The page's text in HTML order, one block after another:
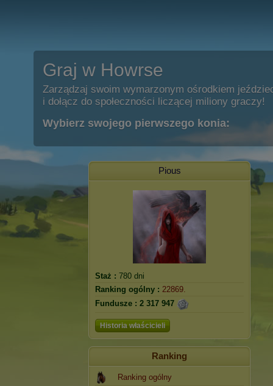
Graj w Howrse
Zarządzaj swoim wymarzonym ośrodkiem
i dołącz do społeczności liczącej miliony graczy!
Wybierz swojego pierwszego konia:
Pious
Staż : 780 dni
Ranking ogólny : 22869.
Fundusze : 2 317 947
Historia właścicieli
Ranking
Ranking ogólny